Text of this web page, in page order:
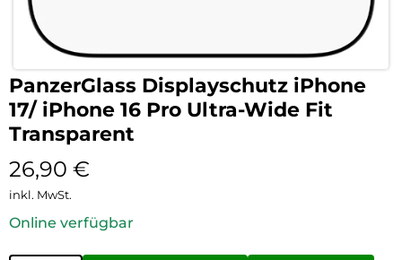
PanzerGlass Displayschutz iPhone
17/ iPhone 16 Pro Ultra-Wide Fit
Transparent
26,90 €
inkl. MwSt.
Online verfügbar